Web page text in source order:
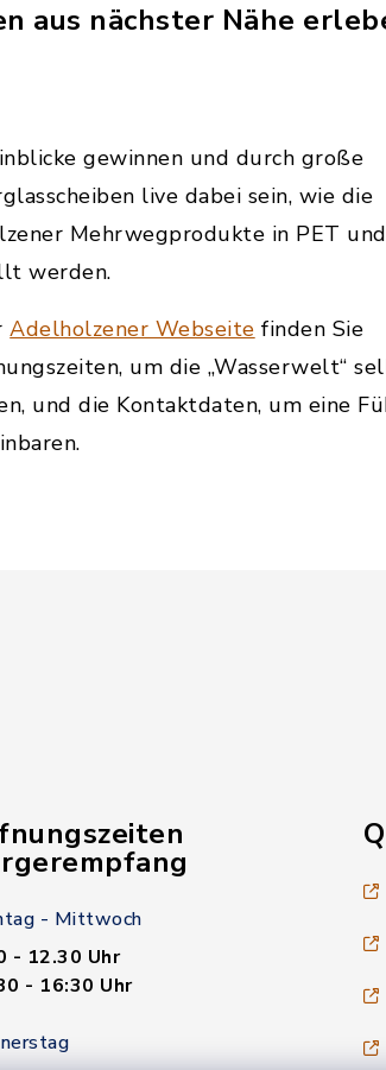
aus nächster Nähe
gewinnen und durch große
live dabei sein, wie die
Mehrwegprodukte in PET
werden.
Adelholzener Webseite finden Sie
um die „Wasserwelt“
und die Kontaktdaten, um eine
- Mittwoch
- 12.30 Uhr
- 16:30 Uhr